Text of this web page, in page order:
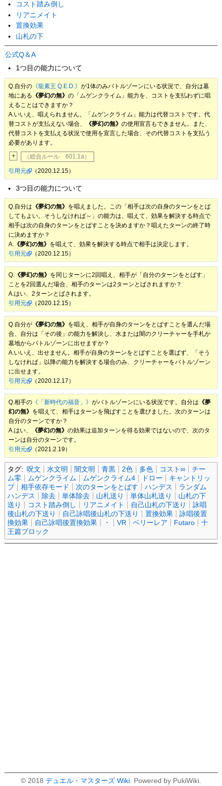
コスト踏み倒し
リアニメイト
置換効果
山札の下
公式Q＆A
1つ目の能力について
Q.自分の 《龍素王 Q.E.D.》が1体のみバトルゾーンにいる状況で、自分は墓
地にある 《夢幻の無》の「ムゲンクライム」能力を、コストを支払わずに唱
えることはできますか？
A.いいえ、唱えられません。「ムゲンクライム」能力は代替コストです。代
替コストが支払えない場合、
《夢幻の無》の使用宣言もできません。また、
代替コストを支払える状況で使用を宣言した場合、その代替コストを支払う
必要があります。
+ （総合ルール 601.1a）
引用元 （2020.12.15）
3つ目の能力について
Q.自分は 《夢幻の無》 を唱えました。この「相手は次の自身のターンをとば
してもよい。そうしなければ～」の能力は、唱えて、効果を解決する時点で
相手は次の自身のターンをとばすことを決めますか？唱えたターンの終了時
に決めますか？
A. 《夢幻の無》 を唱えて、効果を解決する時点で相手は決定します。
引用元
（2020.12.15）
Q. 《夢幻の無》 を同じターンに2回唱え、相手が「自分のターンをとばす」
ことを2回選んだ場合、相手のターンは2ターンとばされますか？
A.はい、2ターンとばされます。
引用元
（2020.12.15）
Q.自分が 《夢幻の無》 を唱え、相手が自身のターンをとばすことを選んだ場
合、自分は「その後」の能力を解決し、水または闇のクリーチャーを手札か
墓地からバトルゾーンに出せますか？
A.いいえ、出せません。相手が自身のターンをとばすことを選ばず、「そう
しなければ」以降の能力を解決する場合のみ、クリーチャーをバトルゾーン
に出せます。
引用元
（2020.12.17）
Q.相手の 《「新時代の福音」》がバトルゾーンにいる状況です。自分は 《夢
幻の無》 を唱えて、相手はターンを飛ばすことを選びました。次のターンは
自分のターンですか？
A.はい、
《夢幻の無》の効果は追加ターンを得る効果ではないので、次のタ
ーンは自分のターンです。
引用元
（2021.2.19）
タグ: 呪文 水文明 闇文明 青黒 2色 多色 コスト∞
チー
ム零
ムゲンクライム ムゲンクライム4 ドロー
キャントリッ
プ
相手依存モード 次のターンをとばす ハンデス
ランダム
ハンデス
除去 単体除去 山札送り 単体山札送り
山札の下
送り
コスト踏み倒し リアニメイト 自己山札の下送り
詠唱
後山札の下送り
自己詠唱後山札の下送り 置換効果
詠唱後置
換効果
自己詠唱後置換効果 ・ VR ベリーレア Futaro
十
王篇ブロック
© 2018 デュエル・マスターズ Wiki . Powered by PukiWiki.